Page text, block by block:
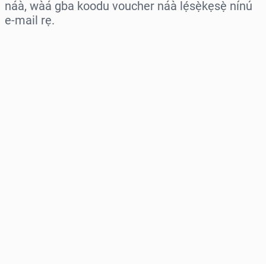
náà, wàá gba koodu voucher náà lẹ́sẹ̀kẹsẹ̀ nínú
e-mail rẹ.